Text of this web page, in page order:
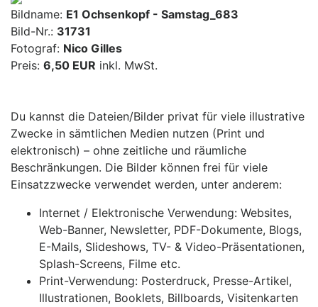
Bildname: E1 Ochsenkopf - Samstag_683
Bild-Nr.: 31731
Fotograf: Nico Gilles
Preis: 6,50 EUR inkl. MwSt.
Du kannst die Dateien/Bilder privat für viele illustrative
Zwecke in sämtlichen Medien nutzen (Print und
elektronisch) – ohne zeitliche und räumliche
Beschränkungen. Die Bilder können frei für viele
Einsatzzwecke verwendet werden, unter anderem:
Internet / Elektronische Verwendung: Websites,
Web-Banner, Newsletter, PDF-Dokumente, Blogs,
E-Mails, Slideshows, TV- & Video-Präsentationen,
Splash-Screens, Filme etc.
Print-Verwendung: Posterdruck, Presse-Artikel,
Illustrationen, Booklets, Billboards, Visitenkarten